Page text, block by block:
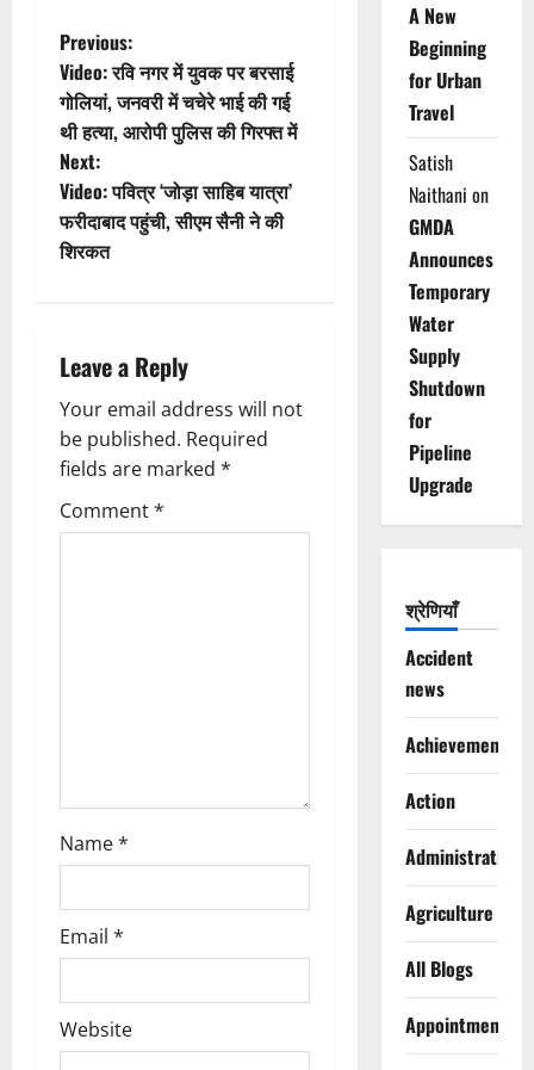
P
o
s
t
n
v
i
g
a
t
Previous:
Video: रवि नगर में युवक पर बरसाई
गोलियां, जनवरी में चचेरे भाई की गई
थी हत्या, आरोपी पुलिस की गिरफ्त में
Next:
Video: पवित्र ‘जोड़ा साहिब यात्रा’
फरीदाबाद पहुंची, सीएम सैनी ने की
शिरकत
Leave a Reply
Your email address will not
be published. Required
fields are marked *
Comment*
Name*
Email *
Website
A New
Beginning
for Urban
Travel
Satish
Naithani on
GMDA
Announces
Temporary
Water
Supply
Shutdown
for
Pipeline
Upgrade
श्रेणियाँ
Accident
news
Achievements
Action
Administration
Agriculture
All Blogs
Appointments